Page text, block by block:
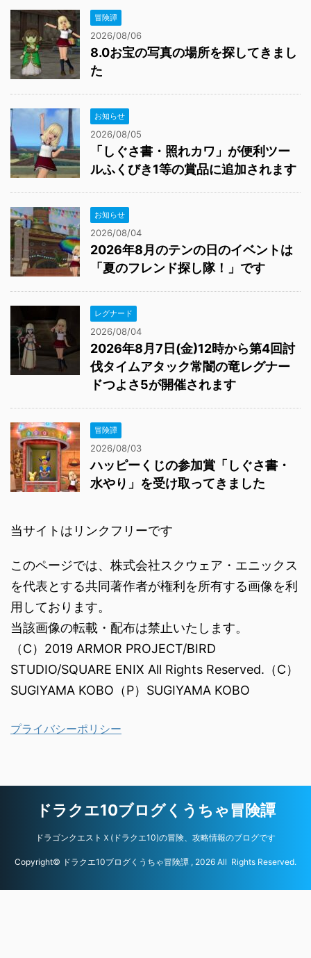
冒険譚
2026/08/06
8.0お宝の写真の場所を探してきまし
た
お知らせ
2026/08/05
「しぐさ書・照れカワ」が便利ツー
ルふくびき1等の賞品に追加されます
お知らせ
2026/08/04
2026年8月のテンの日のイベントは
「夏のフレンド探し隊！」です
レグナード
2026/08/04
2026年8月7日(金)12時から第4回討
伐タイムアタック常闇の竜レグナー
ドつよさ5が開催されます
冒険譚
2026/08/03
ハッピーくじの参加賞「しぐさ書・
水やり」を受け取ってきました
当サイトはリンクフリーです
このページでは、株式会社スクウェア・エニックス
を代表とする共同著作者が権利を所有する画像を利
用しております。
当該画像の転載・配布は禁止いたします。
（C）2019 ARMOR PROJECT/BIRD
STUDIO/SQUARE ENIX All Rights Reserved.（C）
SUGIYAMA KOBO（P）SUGIYAMA KOBO
プライバシーポリシー
ドラクエ10ブログくうちゃ冒険譚
ドラゴンクエストＸ(ドラクエ10)の冒険、攻略情報のブログです
Copyright© ドラクエ10ブログくうちゃ冒険譚 , 2026 All Rights Reserved.